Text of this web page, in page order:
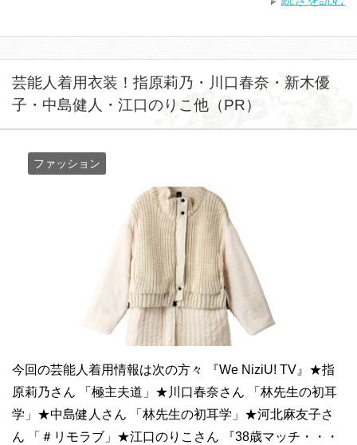
芸能人着用衣装！指原莉乃・川口春奈・新木優
子・中島健人・江口のりこ他（PR）
ファッション
今回の芸能人着用情報は次の方々 『We NiziU! TV』★指
原莉乃さん 「極主夫道」★川口春奈さん 「林先生の初耳
学」★中島健人さん 「林先生の初耳学」★河北麻友子さ
ん 「＃リモラブ」★江口のりこさん 『38歳マッチ・・・